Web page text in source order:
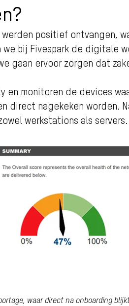
positief ontvangen,
we bij Fivespark de
gaan ervoor zorgen dat
monitoren de devices
direct nagekeken worden.
werkstations als servers.
waar direct na onboarding